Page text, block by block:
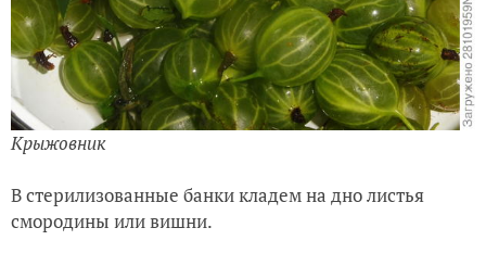
Крыжовник
В стерилизованные банки кладем на дно листья
смородины или вишни.